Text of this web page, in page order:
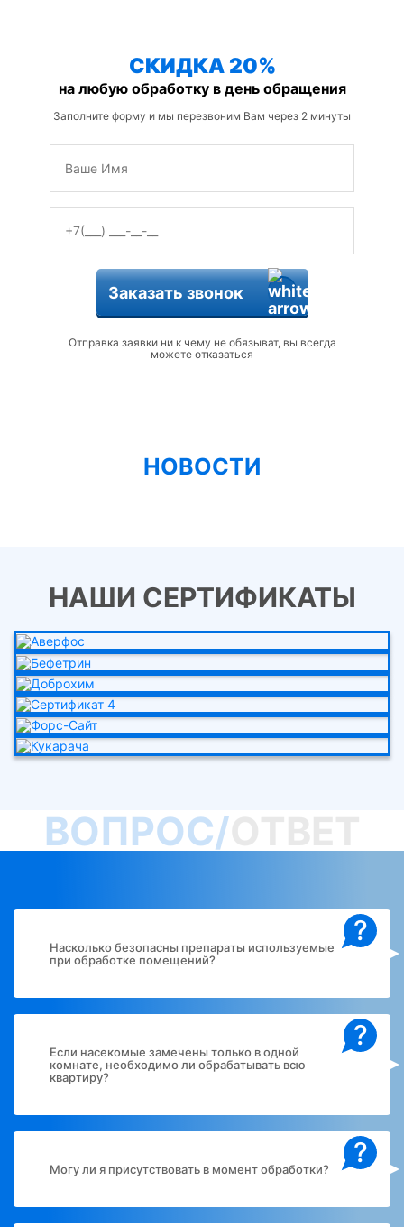
СКИДКА 20%
на любую обработку в день обращения
Заполните форму и мы перезвоним Вам через 2 минуты
Заказать звонок
Отправка заявки ни к чему не обязыват, вы всегда
можете отказаться
НОВОСТИ
НАШИ СЕРТИФИКАТЫ
ВОПРОС/
?
Насколько безопасны препараты используемые
при обработке помещений?
?
Если насекомые замечены только в одной
комнате, необходимо ли обрабатывать всю
квартиру?
?
Могу ли я присутствовать в момент обработки?